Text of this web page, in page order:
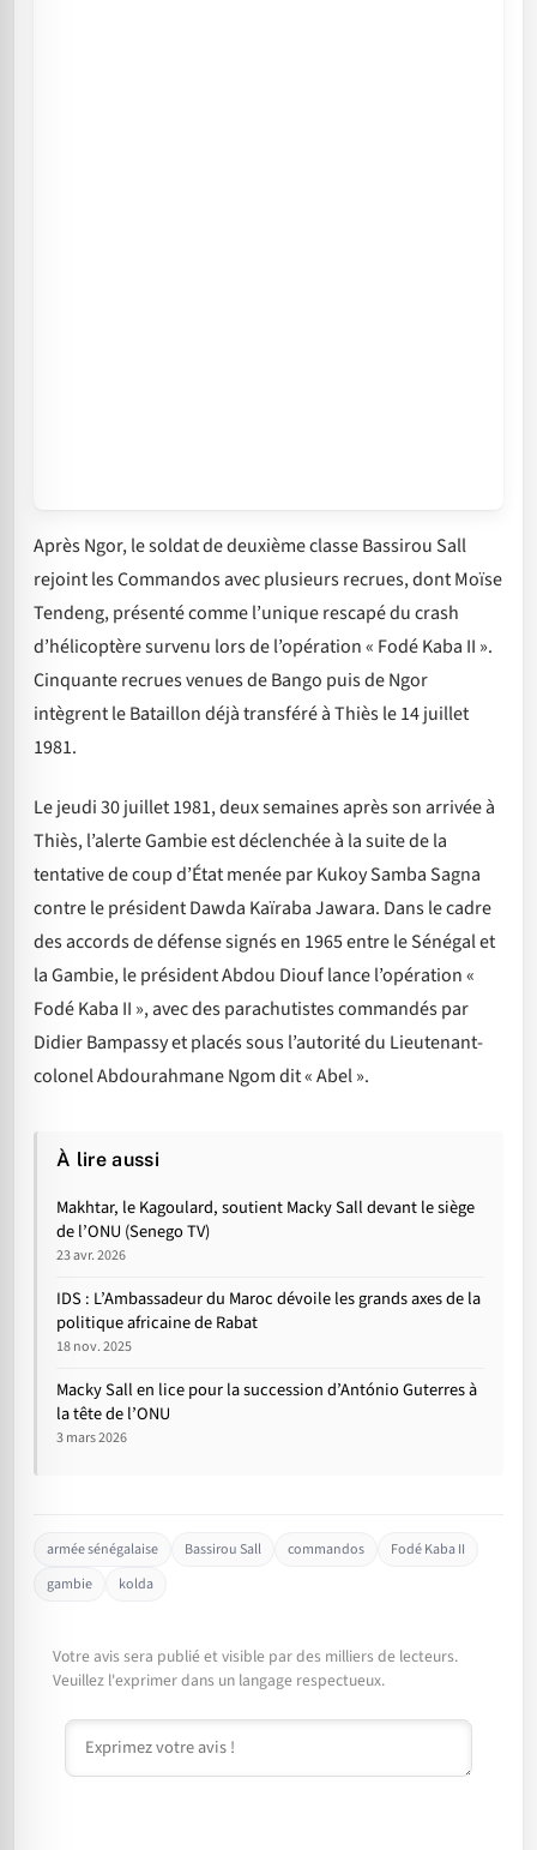
Après Ngor, le soldat de deuxième classe Bassirou Sall
rejoint les Commandos avec plusieurs recrues, dont Moïse
Tendeng, présenté comme l’unique rescapé du crash
d’hélicoptère survenu lors de l’opération « Fodé Kaba II ».
Cinquante recrues venues de Bango puis de Ngor
intègrent le Bataillon déjà transféré à Thiès le 14 juillet
1981.
Le jeudi 30 juillet 1981, deux semaines après son arrivée à
Thiès, l’alerte Gambie est déclenchée à la suite de la
tentative de coup d’État menée par Kukoy Samba Sagna
contre le président Dawda Kaïraba Jawara. Dans le cadre
des accords de défense signés en 1965 entre le Sénégal et
la Gambie, le président Abdou Diouf lance l’opération «
Fodé Kaba II », avec des parachutistes commandés par
Didier Bampassy et placés sous l’autorité du Lieutenant-
colonel Abdourahmane Ngom dit « Abel ».
À lire aussi
Makhtar, le Kagoulard, soutient Macky Sall devant le siège
de l’ONU (Senego TV)
23 avr. 2026
IDS : L’Ambassadeur du Maroc dévoile les grands axes de la
politique africaine de Rabat
18 nov. 2025
Macky Sall en lice pour la succession d’António Guterres à
la tête de l’ONU
3 mars 2026
armée sénégalaise Bassirou Sall commandos
Fodé Kaba II
gambie
kolda
Votre avis sera publié et visible par des milliers de lecteurs.
Veuillez l'exprimer dans un langage respectueux.
Commentaire